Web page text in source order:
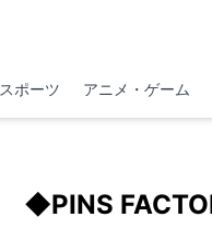
スポーツ アニメ・ゲーム
◆PINS